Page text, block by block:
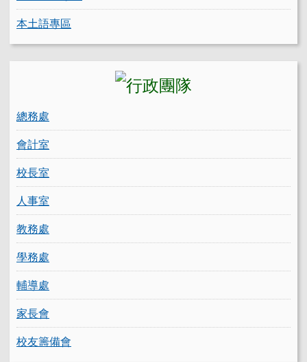
本土語專區
總務處
會計室
校長室
人事室
教務處
學務處
輔導處
家長會
校友籌備會